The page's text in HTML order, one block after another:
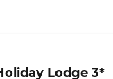
Lodge 3*